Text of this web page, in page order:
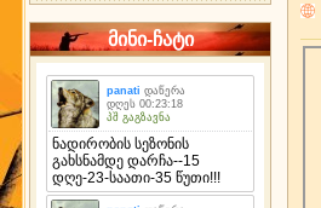
მინი-ჩატი